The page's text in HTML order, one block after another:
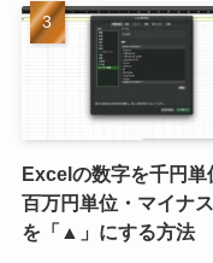
Excelの数字を千円単
百万円単位・マイナ
を「▲」にする方法